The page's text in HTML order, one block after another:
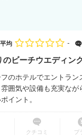
均 -
のビーチウエディン
のホテルでエントラン
囲気や設備も充実なが
イント。
クチコミ プ